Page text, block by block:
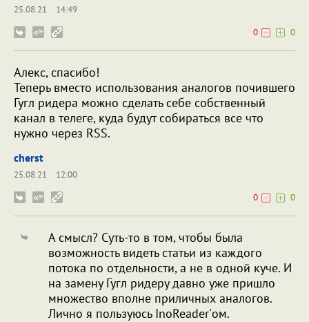
25.08.21
14:49
0
0
Алекс, спасибо!
Теперь вместо использования аналогов почившего
Гугл ридера можно сделать себе собственный
канал в телеге, куда будут собираться все что
нужно через RSS.
cherst
25.08.21
12:00
0
0
А смысл? Суть-то в том, чтобы была
возможность видеть статьи из каждого
потока по отдельности, а не в одной куче. И
на замену Гугл ридеру давно уже пришло
множество вполне приличных аналогов.
Лично я пользуюсь InoReader'ом.